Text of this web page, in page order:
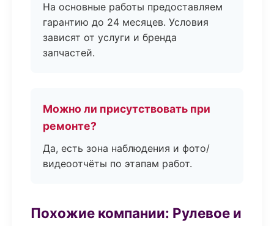
На основные работы предоставляем
гарантию до 24 месяцев. Условия
зависят от услуги и бренда
запчастей.
Можно ли присутствовать при
ремонте?
Да, есть зона наблюдения и фото/
видеоотчёты по этапам работ.
Похожие компании: Рулевое и